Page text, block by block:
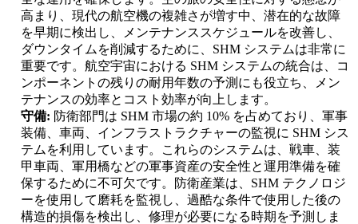
高まり、現代の航空機の複雑さが増す中、潜在的な故障
を早期に検出し、メンテナンススケジュールを改善し、
ダウンタイムを削減するために、SHM システムは非常に
重要です。航空宇宙における SHM システムの統合は、コ
ンポーネントの残りの耐用年数の予測にも役立ち、メン
テナンスの効率とコスト効率が向上します。
守備: 防衛部門は SHM 市場の約 10% を占めており、軍事
装備、車両、インフラストラクチャーの監視に SHM シス
テムを利用しています。これらのシステムは、戦車、装
甲車両、軍用橋などの軍事資産の安全性と運用準備を確
保するために不可欠です。防衛産業は、SHM テクノロジ
ーを使用して磨耗を監視し、過酷な条件で使用した後の
構造的損傷を検出し、修理が必要になる時期を予測しま